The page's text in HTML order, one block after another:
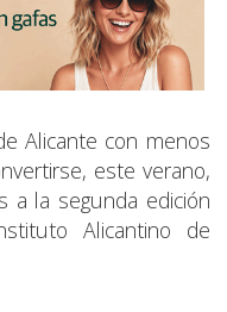
Alicante con menos
este verano,
a la segunda edición
Alicantino de